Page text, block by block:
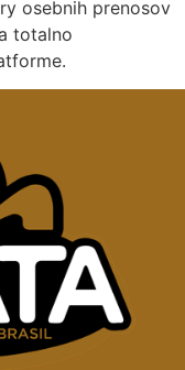
osebnih prenosov
totalno